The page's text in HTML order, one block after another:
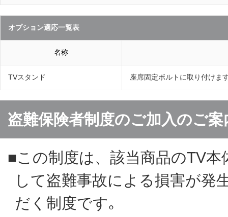
オプション適応一覧表
名称
TVスタンド 座席固定ボルトに取り付けま
盗難保険者制度のご加入のご案
■この制度は、該当商品のTV
して盗難事故による損害が発
だく制度です｡